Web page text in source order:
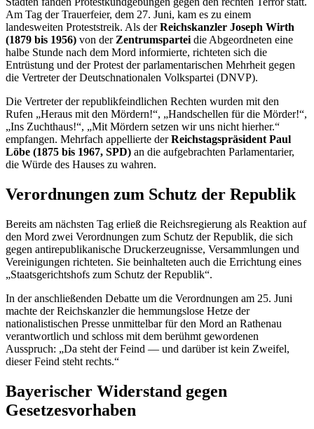
Am Tag der Trauerfeier, dem 27. Juni, kam es zu einem
landesweiten Proteststreik. Als derReichskanzler Joseph Wirth
(1879 bis 1956) von derZentrumsparteidie Abgeordneten eine
halbe Stunde nach dem Mord informierte, richteten sich die
Entrüstung und der Protest der parlamentarischen Mehrheit gegen
die Vertreter der Deutschnationalen Volkspartei (DNVP).
Die Vertreter der republikfeindlichen Rechten wurden mit den
Rufen „Heraus mit den Mördern!“, „Handschellen für die Mörder!“,
„Ins Zuchthaus!“, „Mit Mördern setzen wir uns nicht hierher.“
empfangen. Mehrfach appellierte derReichstagspräsident Paul
Löbe (1875 bis 1967, SPD) an die aufgebrachten Parlamentarier,
die Würde des Hauses zu wahren.
Verordnungen zum Schutz der Republik
Bereits am nächsten Tag erließ die Reichsregierung als Reaktion auf
den Mord zwei Verordnungen zum Schutz der Republik, die sich
gegen antirepublikanische Druckerzeugnisse, Versammlungen und
Vereinigungen richteten. Sie beinhalteten auch die Errichtung eines
„Staatsgerichtshofs zum Schutz der Republik“.
In der anschließenden Debatte um die Verordnungen am 25. Juni
machte der Reichskanzler die hemmungslose Hetze der
nationalistischen Presse unmittelbar für den Mord an Rathenau
verantwortlich und schloss mit dem berühmt gewordenen
Ausspruch: „Da steht der Feind — und darüber ist kein Zweifel,
dieser Feind steht rechts.“
Bayerischer Widerstand gegen
Gesetzesvorhaben